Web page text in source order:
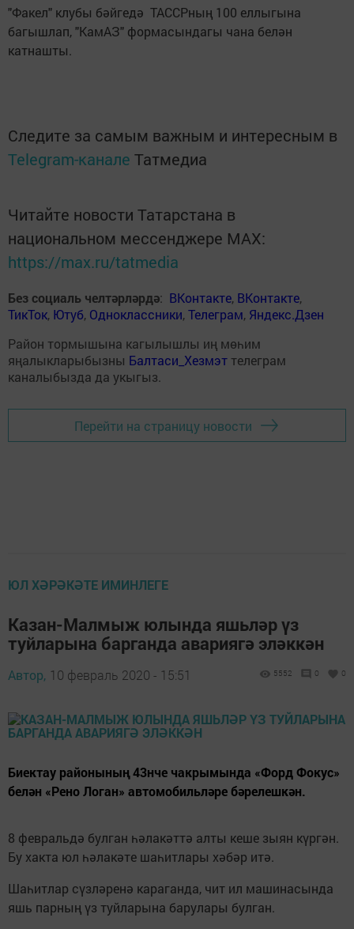
"Факел" клубы бәйгедә ТАССРның 100 еллыгына
багышлап, "КамАЗ" формасындагы чана белән
катнашты.
Следите за самым важным и интересным в
Telegram-канале Татмедиа
Читайте новости Татарстана в
национальном мессенджере MАХ:
https://max.ru/tatmedia
Без социаль челтәрләрдә: ВКонтакте, ВКонтакте,
ТикТок, Ютуб, Одноклассники,Телеграм, Яндекс.Дзен
Район тормышына кагылышлы иң мөһим
яңалыкларыбызны Балтаси_Хезмэт телеграм
каналыбызда да укыгыз.
Перейти на страницу новости
ЮЛ ХӘРӘКӘТЕ ИМИНЛЕГЕ
Казан-Малмыж юлында яшьләр үз
туйларына барганда авариягә эләккән
Автор, 10 февраль 2020 - 15:51 5552 0 0
Биектау районының 43нче чакрымында «Форд Фокус»
белән «Рено Логан» автомобильләре бәрелешкән.
8 февральдә булган һәлакәттә алты кеше зыян күргән.
Бу хакта юл һәлакәте шаһитлары хәбәр итә.
Шаһитлар сүзләренә караганда, чит ил машинасында
яшь парның үз туйларына барулары булган.